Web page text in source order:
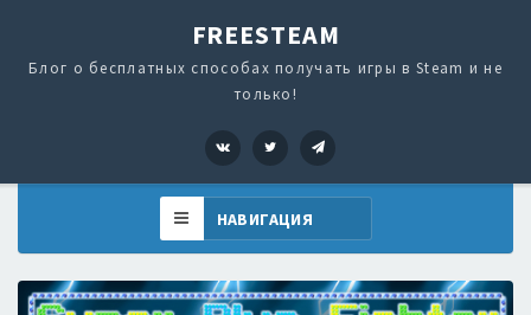
FREESTEAM
Блог о бесплатных способах получать игры в Steam и не
только!
VK Twitter